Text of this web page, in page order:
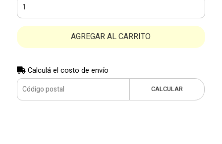
AGREGAR AL CARRITO
Calculá el costo de envío
CALCULAR